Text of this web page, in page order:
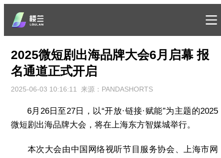
2025微短剧出海品牌大会6月启幕 报
名通道正式开启
2025-06-03 10:16:11 来源：PANDASHORTS
6月26日至27日，以“开放·链接·赋能”为主题的2025
微短剧 出海品牌大会，将在上海东方智媒城举行。
本次大会由中国网络视听节目服务协会、上海市网